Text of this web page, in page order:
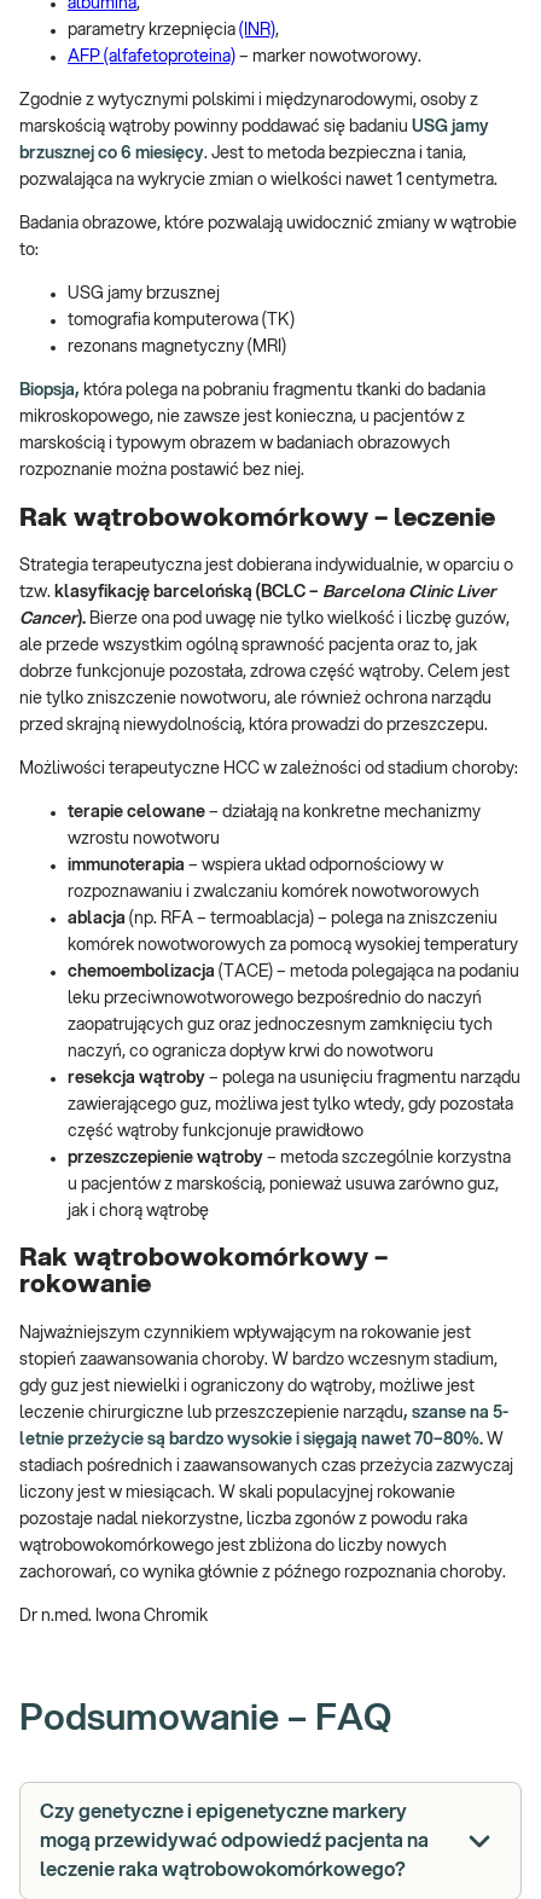
albumina,
parametry krzepnięcia (INR),
AFP (alfafetoproteina) – marker nowotworowy.
Zgodnie z wytycznymi polskimi i międzynarodowymi, osoby z
marskością wątroby powinny poddawać się badaniu USG jamy
brzusznej co 6 miesięcy. Jest to metoda bezpieczna i tania,
pozwalająca na wykrycie zmian o wielkości nawet 1 centymetra.
Badania obrazowe, które pozwalają uwidocznić zmiany w wątrobie
to:
USG jamy brzusznej
tomografia komputerowa (TK)
rezonans magnetyczny (MRI)
Biopsja, która polega na pobraniu fragmentu tkanki do badania
mikroskopowego, nie zawsze jest konieczna, u pacjentów z
marskością i typowym obrazem w badaniach obrazowych
rozpoznanie można postawić bez niej.
Rak wątrobowokomórkowy – leczenie
Strategia terapeutyczna jest dobierana indywidualnie, w oparciu o
tzw. klasyfikację barcelońską (BCLC – Barcelona Clinic Liver
Cancer). Bierze ona pod uwagę nie tylko wielkość i liczbę guzów,
ale przede wszystkim ogólną sprawność pacjenta oraz to, jak
dobrze funkcjonuje pozostała, zdrowa część wątroby. Celem jest
nie tylko zniszczenie nowotworu, ale również ochrona narządu
przed skrajną niewydolnością, która prowadzi do przeszczepu.
Możliwości terapeutyczne HCC w zależności od stadium choroby:
terapie celowane – działają na konkretne mechanizmy
wzrostu nowotworu
immunoterapia – wspiera układ odpornościowy w
rozpoznawaniu i zwalczaniu komórek nowotworowych
ablacja (np. RFA – termoablacja) – polega na zniszczeniu
komórek nowotworowych za pomocą wysokiej temperatury
chemoembolizacja (TACE) – metoda polegająca na podaniu
leku przeciwnowotworowego bezpośrednio do naczyń
zaopatrujących guz oraz jednoczesnym zamknięciu tych
naczyń, co ogranicza dopływ krwi do nowotworu
resekcja wątroby – polega na usunięciu fragmentu narządu
zawierającego guz, możliwa jest tylko wtedy, gdy pozostała
część wątroby funkcjonuje prawidłowo
przeszczepienie wątroby – metoda szczególnie korzystna
u pacjentów z marskością, ponieważ usuwa zarówno guz,
jak i chorą wątrobę
Rak wątrobowokomórkowy –
rokowanie
Najważniejszym czynnikiem wpływającym na rokowanie jest
stopień zaawansowania choroby. W bardzo wczesnym stadium,
gdy guz jest niewielki i ograniczony do wątroby, możliwe jest
leczenie chirurgiczne lub przeszczepienie narządu, szanse na 5-
letnie przeżycie są bardzo wysokie i sięgają nawet 70–80%. W
stadiach pośrednich i zaawansowanych czas przeżycia zazwyczaj
liczony jest w miesiącach. W skali populacyjnej rokowanie
pozostaje nadal niekorzystne, liczba zgonów z powodu raka
wątrobowokomórkowego jest zbliżona do liczby nowych
zachorowań, co wynika głównie z późnego rozpoznania choroby.
Dr n.med. Iwona Chromik
Podsumowanie – FAQ
Czy genetyczne i epigenetyczne markery
mogą przewidywać odpowiedź pacjenta na
leczenie raka wątrobowokomórkowego?